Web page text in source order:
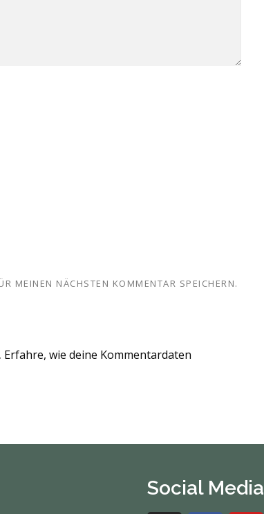
MEINEN NÄCHSTEN KOMMENTAR SPEICHERN.
Erfahre, wie deine Kommentardaten
Social Media